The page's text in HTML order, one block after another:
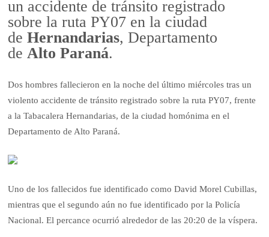
un accidente de tránsito registrado
sobre la ruta PY07 en la ciudad
deHernandarias, Departamento
deAlto Paraná.
Dos hombres fallecieron en la noche del último miércoles tras un
violento accidente de tránsito registrado sobre la ruta PY07, frente
a la Tabacalera Hernandarias, de la ciudad homónima en el
Departamento de Alto Paraná.
Uno de los fallecidos fue identificado como David Morel Cubillas,
mientras que el segundo aún no fue identificado por la Policía
Nacional. El percance ocurrió alrededor de las 20:20 de la víspera.